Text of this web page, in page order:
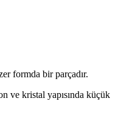
formda bir parçadır.
ve kristal yapısında küçük